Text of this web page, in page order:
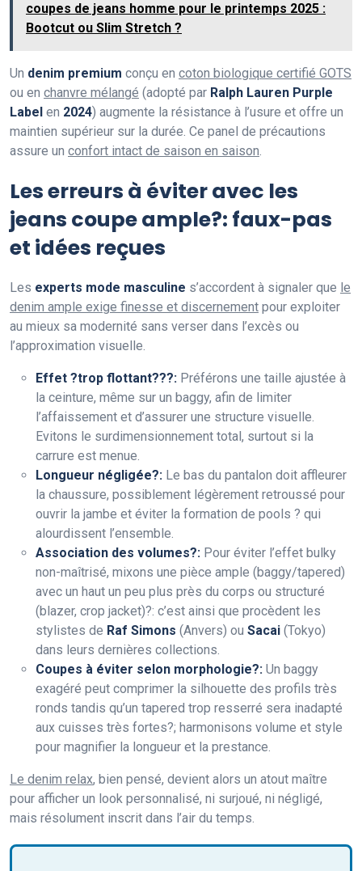
coupes de jeans homme pour le printemps 2025 :
Bootcut ou Slim Stretch ?
Un denim premium conçu en coton biologique certifié GOTS
ou en chanvre mélangé (adopté par Ralph Lauren Purple
Label en 2024) augmente la résistance à l’usure et offre un
maintien supérieur sur la durée. Ce panel de précautions
assure un confort intact de saison en saison.
Les erreurs à éviter avec les
jeans coupe ample?: faux-pas
et idées reçues
Les experts mode masculine s’accordent à signaler que le
denim ample exige finesse et discernement pour exploiter
au mieux sa modernité sans verser dans l’excès ou
l’approximation visuelle.
Effet ?trop flottant???: Préférons une taille ajustée à
la ceinture, même sur un baggy, afin de limiter
l’affaissement et d’assurer une structure visuelle.
Evitons le surdimensionnement total, surtout si la
carrure est menue.
Longueur négligée?: Le bas du pantalon doit affleurer
la chaussure, possiblement légèrement retroussé pour
ouvrir la jambe et éviter la formation de pools ? qui
alourdissent l’ensemble.
Association des volumes?: Pour éviter l’effet bulky
non-maîtrisé, mixons une pièce ample (baggy/tapered)
avec un haut un peu plus près du corps ou structuré
(blazer, crop jacket)?: c’est ainsi que procèdent les
stylistes de Raf Simons (Anvers) ou Sacai (Tokyo)
dans leurs dernières collections.
Coupes à éviter selon morphologie?: Un baggy
exagéré peut comprimer la silhouette des profils très
ronds tandis qu’un tapered trop resserré sera inadapté
aux cuisses très fortes?; harmonisons volume et style
pour magnifier la longueur et la prestance.
Le denim relax, bien pensé, devient alors un atout maître
pour afficher un look personnalisé, ni surjoué, ni négligé,
mais résolument inscrit dans l’air du temps.